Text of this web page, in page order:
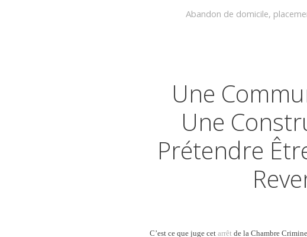
Abandon de domicile,
Une
Une
Prétendre
C’est ce que juge cet arrêt de la Chambre